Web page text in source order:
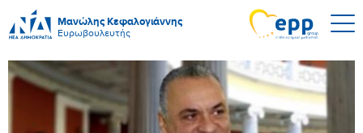
Μανώλης Κεφαλογιάννης
Ευρωβουλευτής